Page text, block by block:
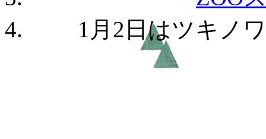
1月2日はツキノ